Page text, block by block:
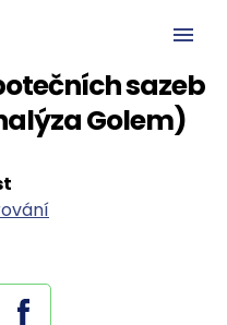
sazeb
Golem)